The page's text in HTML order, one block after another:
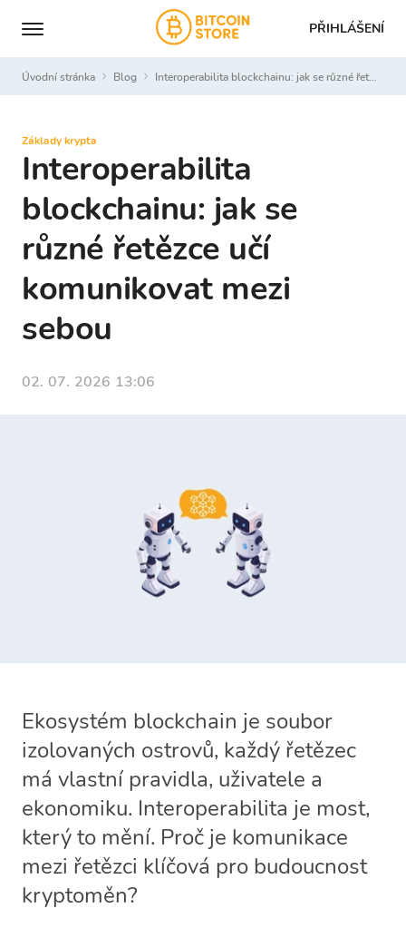
PŘIHLÁŠENÍ
Úvodní stránka Blog Interoperabilita blockchainu: jak se různé řetězce učí komunikovat mezi sebou
Základy krypta
Interoperabilita
blockchainu: jak se
různé řetězce učí
komunikovat mezi
sebou
02. 07. 2026 13:06
Ekosystém blockchain je soubor
izolovaných ostrovů, každý řetězec
má vlastní pravidla, uživatele a
ekonomiku. Interoperabilita je most,
který to mění. Proč je komunikace
mezi řetězci klíčová pro budoucnost
kryptoměn?